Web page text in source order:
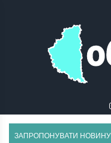
ЗАПРОПОНУВАТИ НОВИНУ